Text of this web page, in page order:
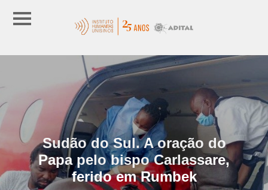
Sudão do Sul. A oração do
Papa pelo bispo Carlassare,
ferido em Rumbek